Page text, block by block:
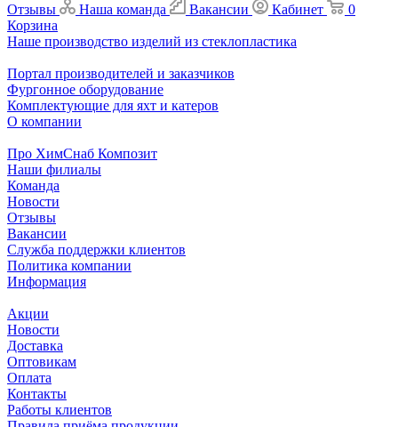
Отзывы
Наша команда Вакансии Кабинет
0
Корзина
Наше производство изделий из стеклопластика
Портал производителей и заказчиков
Фургонное оборудование
Комплектующие для яхт и катеров
О компании
Про ХимСнаб Композит
Наши филиалы
Команда
Новости
Отзывы
Вакансии
Служба поддержки клиентов
Политика компании
Информация
Акции
Новости
Доставка
Оптовикам
Оплата
Контакты
Работы клиентов